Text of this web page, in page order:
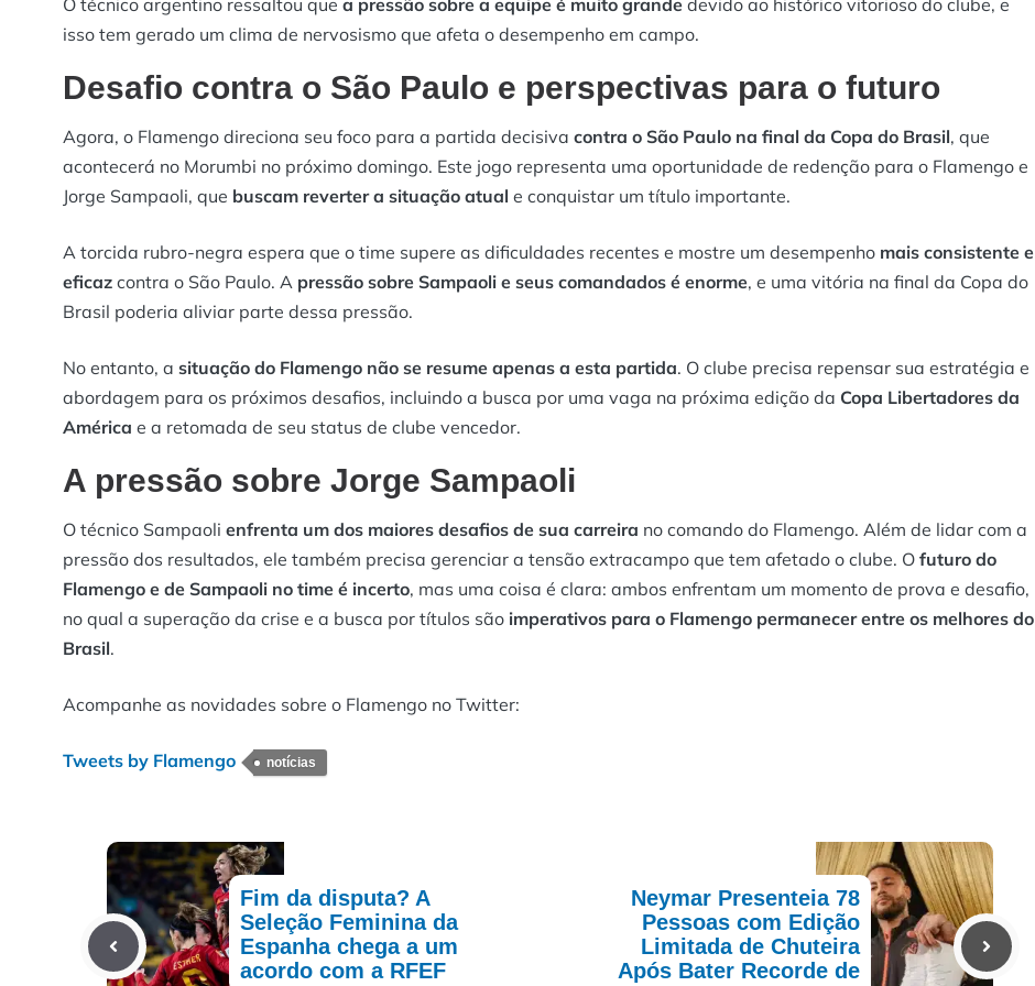
isso tem gerado um clima de nervosismo que afeta o desempenho em campo.
Desafio contra o São Paulo e perspectivas para o futuro
Agora, o Flamengo direciona seu foco para a partida decisiva contra o São Paulo na final da Copa do Brasil, que
acontecerá no Morumbi no próximo domingo. Este jogo representa uma oportunidade de redenção para o Flamengo e
Jorge Sampaoli, que buscam reverter a situação atual e conquistar um título importante.
A torcida rubro-negra espera que o time supere as dificuldades recentes e mostre um desempenho mais consistente e
eficaz contra o São Paulo. A pressão sobre Sampaoli e seus comandados é enorme, e uma vitória na final da Copa do
Brasil poderia aliviar parte dessa pressão.
No entanto, a situação do Flamengo não se resume apenas a esta partida. O clube precisa repensar sua estratégia e
abordagem para os próximos desafios, incluindo a busca por uma vaga na próxima edição da Copa Libertadores da
América e a retomada de seu status de clube vencedor.
A pressão sobre Jorge Sampaoli
O técnico Sampaoli enfrenta um dos maiores desafios de sua carreira no comando do Flamengo. Além de lidar com a
pressão dos resultados, ele também precisa gerenciar a tensão extracampo que tem afetado o clube. O futuro do
Flamengo e de Sampaoli no time é incerto, mas uma coisa é clara: ambos enfrentam um momento de prova e desafio,
no qual a superação da crise e a busca por títulos são imperativos para o Flamengo permanecer entre os melhores do
Brasil.
Acompanhe as novidades sobre o Flamengo no Twitter:
Tweets by Flamengo notícias
Fim da disputa? A
Seleção Feminina da
Espanha chega a um
acordo com a RFEF
Neymar Presenteia 78
Pessoas com Edição
Limitada de Chuteira
Após Bater Recorde de